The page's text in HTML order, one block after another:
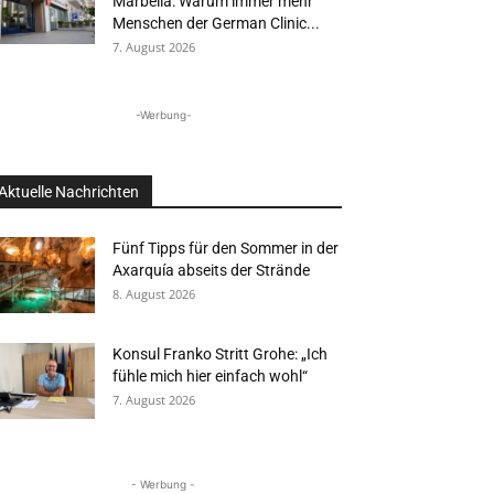
Menschen der German Clinic...
7. August 2026
-Werbung-
Nachrichten
Fünf Tipps für den Sommer in der
Axarquía abseits der Strände
8. August 2026
Konsul Franko Stritt Grohe: „Ich
fühle mich hier einfach wohl“
7. August 2026
- Werbung -